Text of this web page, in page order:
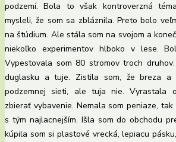
podzemí. Bola to však kontroverzná
mysleli, že som sa zbláznila. Preto bolo
na štúdium. Ale stála som na svojom a
niekoľko experimentov hlboko v lese.
Vypestovala som 80 stromov troch
duglasku a tuje. Zistila som, že breza
podzemnej sieti, ale tuja nie. Vyrastala
zbierať vybavenie. Nemala som peniaze,
s tým najlacnejším. Išla som do obchodu
kúpila som si plastové vrecká, lepiacu